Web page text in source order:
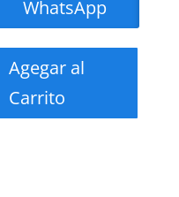
WhatsApp
Agegar al
Carrito